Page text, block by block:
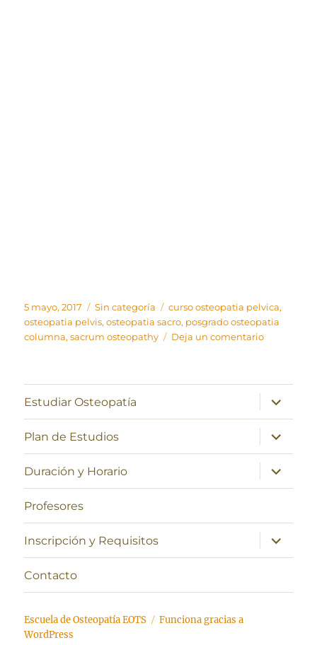
Publicado
el
5 mayo, 2017 Categorías
Sin categoría Etiquetas
curso osteopatia pelvica,
osteopatia pelvis,osteopatia sacro, posgrado osteopatia
columna,sacrum osteopathy Deja un comentarioen
Estudiar Osteopatía
expande
el
menú
inferior
Plan de Estudios
expande
el
menú
inferior
Duración y Horario
expande
el
menú
Profesores
Inscripción y Requisitos
expande
el
menú
Contacto
Escuela de Osteopatía EOTS
Funciona gracias a
WordPress